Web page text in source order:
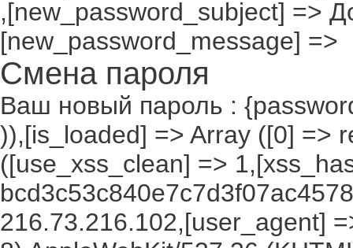
,[new_password_subject] =>
[new_password_message] =>
Смена пароля
Ваш новый пароль :
)),[is_loaded] => Array ([0] =>
([use_xss_clean] =>
216.73.216.102,[user_agent]